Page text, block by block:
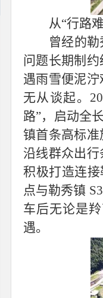
从“行路
曾经的
问题长期制
遇雨雪便泥
无从谈起。
路”，启动全
镇首条高标
沿线群众出
积极打造连
点与勒秀镇
车后无论是
遇。